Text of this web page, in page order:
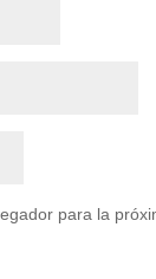
para la